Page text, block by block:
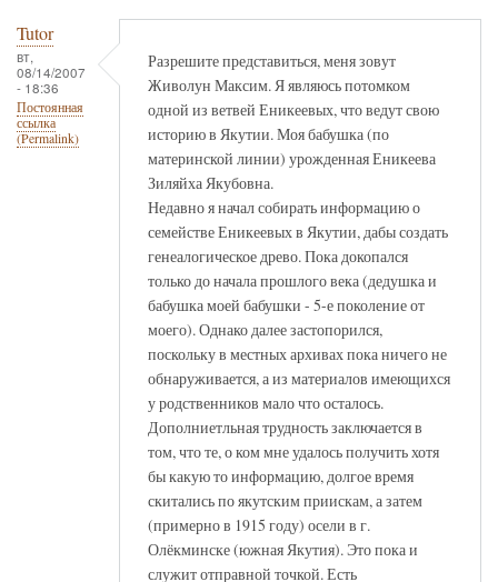
Tutor
вт,
08/14/2007
- 18:36
Постоянная
ссылка
(Permalink)
Разрешите представиться, меня зовут
Живолун Максим. Я являюсь потомком
одной из ветвей Еникеевых, что ведут свою
историю в Якутии. Моя бабушка (по
материнской линии) урожденная Еникеева
Зиляйха Якубовна.
Недавно я начал собирать информацию о
семействе Еникеевых в Якутии, дабы создать
генеалогическое древо. Пока докопался
только до начала прошлого века (дедушка и
бабушка моей бабушки - 5-е поколение от
моего). Однако далее застопорился,
поскольку в местных архивах пока ничего не
обнаруживается, а из материалов имеющихся
у родственников мало что осталось.
Дополниетльная трудность заключается в
том, что те, о ком мне удалось получить хотя
бы какую то информацию, долгое время
скитались по якутским приискам, а затем
(примерно в 1915 году) осели в г.
Олёкминске (южная Якутия). Это пока и
служит отправной точкой. Есть